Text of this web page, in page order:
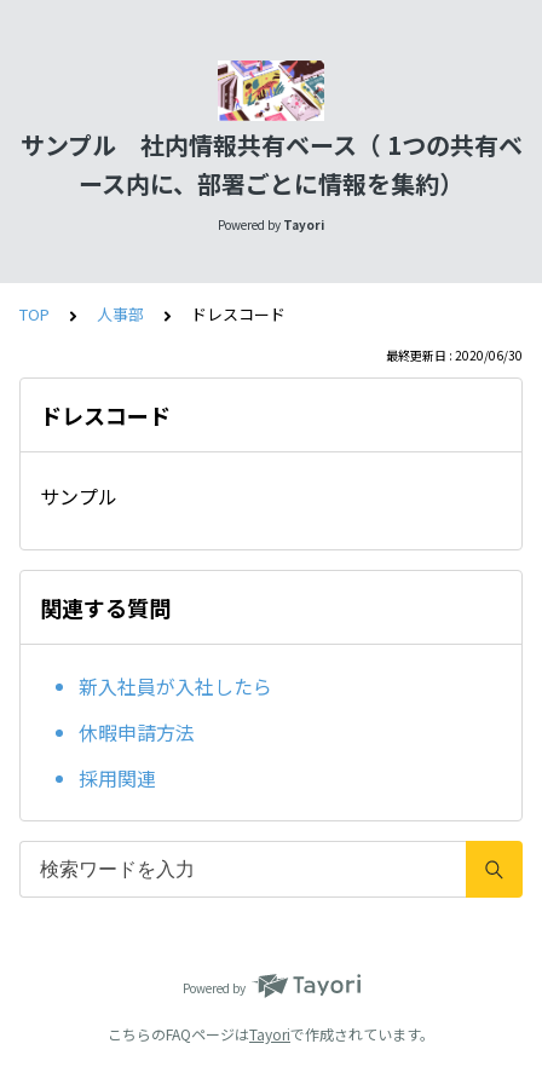
サンプル 社内情報共有ベース（ 1つの共有ベ
ース内に、部署ごとに情報を集約）
Powered by Tayori
TOP 人事部 ドレスコード
最終更新日 : 2020/06/30
ドレスコード
サンプル
関連する質問
新入社員が入社したら
休暇申請方法
採用関連
Powered by
こちらのFAQページはTayoriで作成されています。